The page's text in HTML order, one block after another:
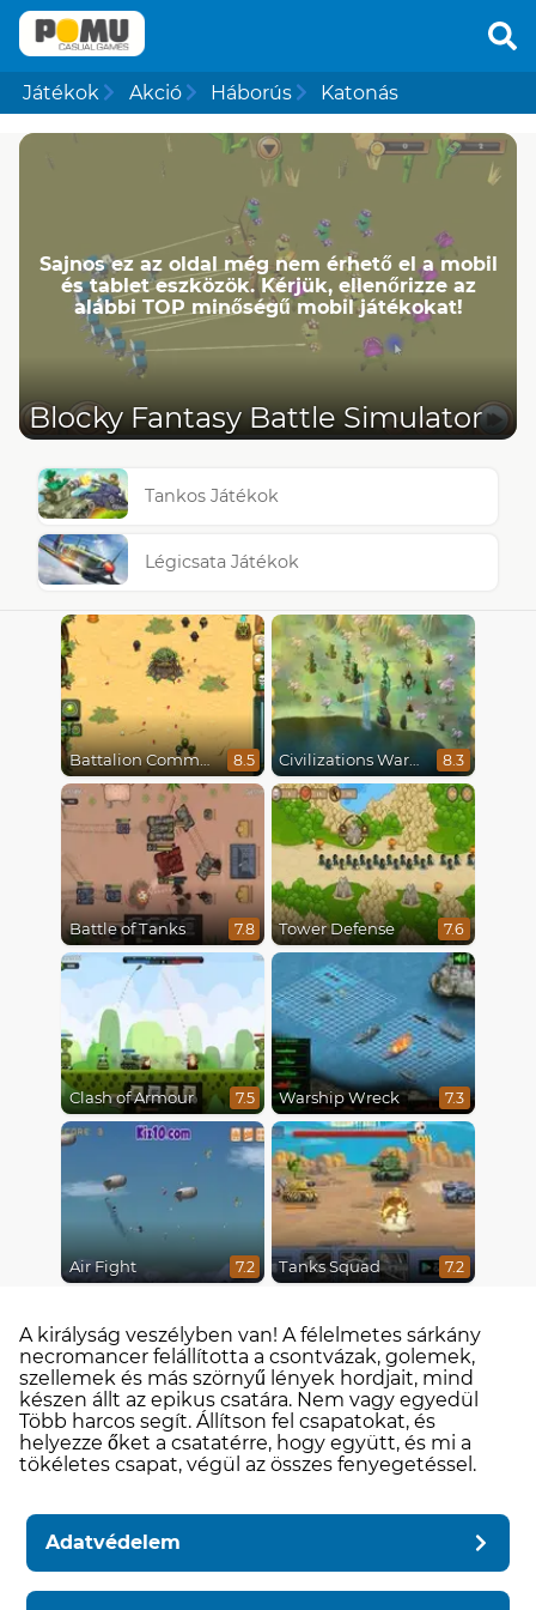
Játékok Akció Háborús Katonás
Sajnos ez az oldal még nem érhető el a mobil
és tablet eszközök. Kérjük, ellenőrizze az
alábbi TOP minőségű mobil játékokat!
Blocky Fantasy Battle Simulator
Tankos Játékok
Légicsata Játékok
Battalion Commander 8.5 Civilizations Wars Master Edition 8.3
Battle of Tanks 7.8 Tower Defense 7.6
Clash of Armour 7.5 Warship Wreck 7.3
Air Fight 7.2 Tanks Squad 7.2
A királyság veszélyben van! A félelmetes sárkány
necromancer felállította a csontvázak, golemek,
szellemek és más szörnyű lények hordjait, mind
készen állt az epikus csatára. Nem vagy egyedül
Több harcos segít. Állítson fel csapatokat, és
helyezze őket a csatatérre, hogy együtt, és mi a
tökéletes csapat, végül az összes fenyegetéssel.
Adatvédelem